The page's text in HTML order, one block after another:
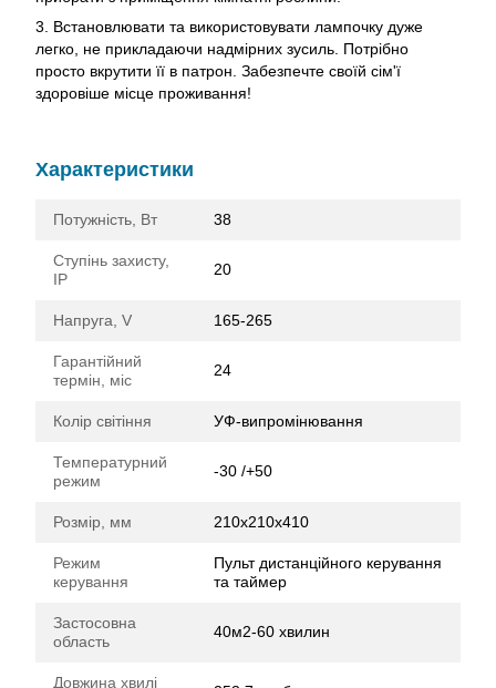
3. Встановлювати та використовувати лампочку дуже
легко, не прикладаючи надмірних зусиль. Потрібно
просто вкрутити її в патрон. Забезпечте своїй сім'ї
здоровіше місце проживання!
Характеристики
Потужність, Вт 38
Ступінь захисту,
IP
20
Напруга, V 165-265
Гарантійний
термін, міс
24
Колір світіння УФ-випромінювання
Температурний
режим
-30 /+50
Розмір, мм 210х210х410
Режим
керування
Пульт дистанційного керування
та таймер
Застосовна
область
40м2-60 хвилин
Довжина хвилі